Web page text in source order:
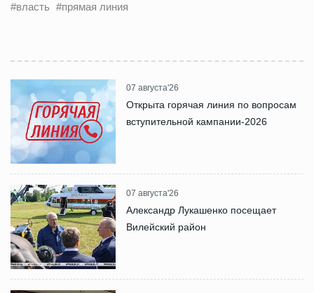
#власть #прямая линия
07 августа'26
Открыта горячая линия по вопросам
вступительной кампании-2026
07 августа'26
Александр Лукашенко посещает
Вилейский район